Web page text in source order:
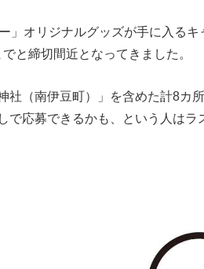
」オリジナルグッズが手に入るキ
と締切間近となってきました。
社（南伊豆町）」を含めた計8カ
で応募できるかも、という人はラ